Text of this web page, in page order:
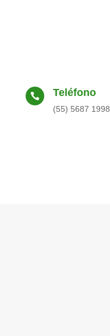
 Teléfono
(55) 5687 1998